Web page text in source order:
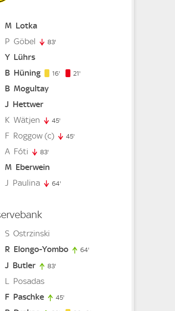
M Lotka
P Göbel 83'
Y Lührs
B Hüning 16' 16. minute
21'
B Mogultay
J Hettwer
K Wätjen 45'
F Roggow(c) 45'
A Fóti 83'
M Eberwein
J Paulina 64'
S Ostrzinski
R Elongo-Yombo 64'
J Butler 83'
L
Posadas
F Paschke 45'